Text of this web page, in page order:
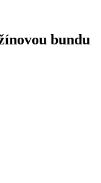
bundu